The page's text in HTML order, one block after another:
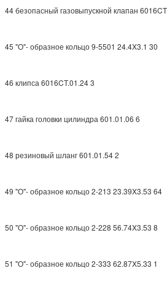
44 безопасный газовыпускной клапан
45 "О"- образное кольцо 9-5501 24.4X3.1 30
46 клипса 6016CT.01.24 3
47 гайка головки цилиндра 601.01.06 6
48 резиновый шланг 601.01.54 2
49 "О"- образное кольцо 2-213 23.39X3.53 64
50 "О"- образное кольцо 2-228 56.74X3.53 8
51 "О"- образное кольцо 2-333 62.87X5.33 1